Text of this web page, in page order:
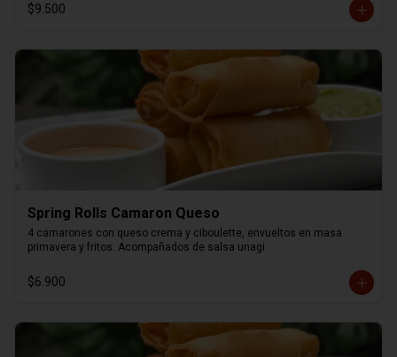
$9.500
Spring Rolls Camaron Queso
4 camarones con queso crema y ciboulette, envueltos en masa
primavera y fritos. Acompañados de salsa unagi.
$6.900